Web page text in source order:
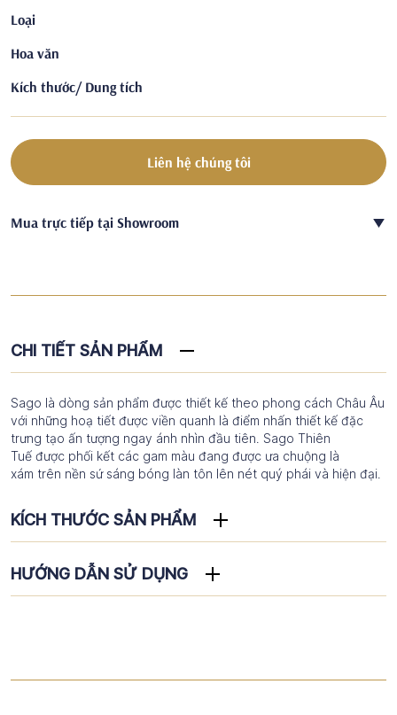
Loại
Hoa văn
Kích thước/ Dung tích
Liên hệ chúng tôi
Mua trực tiếp tại Showroom
CHI TIẾT SẢN PHẨM
Sago là dòng sản phẩm được thiết kế theo phong cách Châu Âu
với những hoạ tiết được viền quanh là điểm nhấn thiết kế đặc
trưng tạo ấn tượng ngay ánh nhìn đầu tiên. Sago Thiên
Tuế được phối kết các gam màu đang được ưa chuộng là
xám trên nền sứ sáng bóng làn tôn lên nét quý phái và hiện đại.
KÍCH THƯỚC SẢN PHẨM
HƯỚNG DẪN SỬ DỤNG